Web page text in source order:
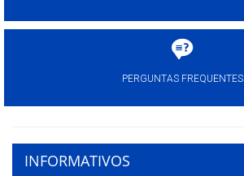
PERGUNTAS FREQUENTES
INFORMATIVOS